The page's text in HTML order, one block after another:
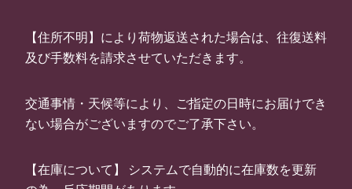
【住所不明】により荷物返送された場合は、往復送料
及び手数料を請求させていただきます。
交通事情・天候等により、ご指定の日時にお届けでき
ない場合がございますのでご了承下さい。
【在庫について】 システムで自動的に在庫数を更新